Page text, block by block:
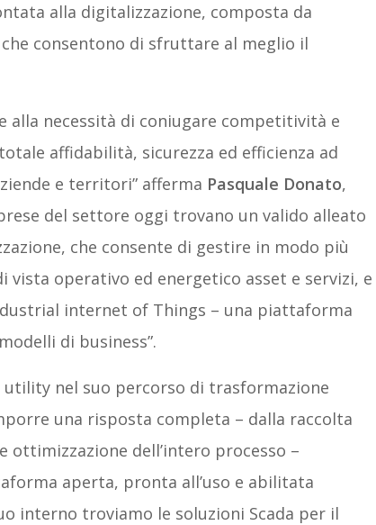
alla digitalizzazione, composta da
consentono di sfruttare al meglio il
necessità di coniugare competitività e
affidabilità, sicurezza ed efficienza ad
e territori” afferma Pasquale Donato,
del settore oggi trovano un valido alleato
che consente di gestire in modo più
operativo ed energetico asset e servizi, e
internet of Things – una piattaforma
di business”.
nel suo percorso di trasformazione
una risposta completa – dalla raccolta
ottimizzazione dell’intero processo –
aperta, pronta all’uso e abilitata
interno troviamo le soluzioni Scada per il